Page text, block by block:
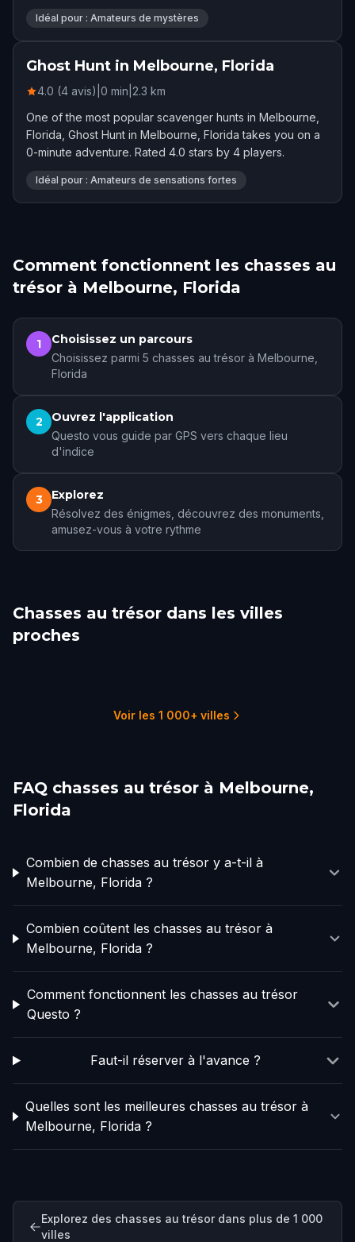
Rated 4.0 stars by 12 players.
Idéal pour : Amateurs de mystères
Ghost Hunt in Melbourne, Florida
4.0 (4 avis) 0 min 2.3 km
One of the most popular scavenger hunts in Melbourne,
Florida, Ghost Hunt in Melbourne, Florida takes you on a
0-minute adventure. Rated 4.0 stars by 4 players.
Idéal pour : Amateurs de sensations fortes
Comment fonctionnent les chasses au
trésor à Melbourne, Florida
1 Choisissez un parcours
Choisissez parmi 5 chasses au trésor à Melbourne,
Florida
2 Ouvrez l'application
Questo vous guide par GPS vers chaque lieu
d'indice
3 Explorez
Résolvez des énigmes, découvrez des monuments,
amusez-vous à votre rythme
Chasses au trésor dans les villes
proches
Voir les 1 000+ villes
FAQ chasses au trésor à Melbourne,
Florida
Combien de chasses au trésor y a-t-il à
Melbourne, Florida ?
Combien coûtent les chasses au trésor à
Melbourne, Florida ?
Comment fonctionnent les chasses au trésor
Questo ?
Faut-il réserver à l'avance ?
Quelles sont les meilleures chasses au trésor à
Melbourne, Florida ?
Explorez des chasses au trésor dans plus de 1 000
villes